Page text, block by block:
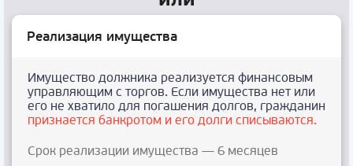
Реализация имущества
Имущество должника реализуется финансовым
управляющим с торгов. Если имущества нет или
его не хватило для погашения долгов, гражданин
признается банкротом и его долги списываются.
Срок реализации имущества — 6 месяцев